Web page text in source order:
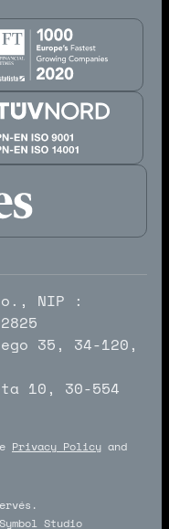
NIP :
35, 34-120,
10, 30-554
Privacy Policy and
Symbol Studio